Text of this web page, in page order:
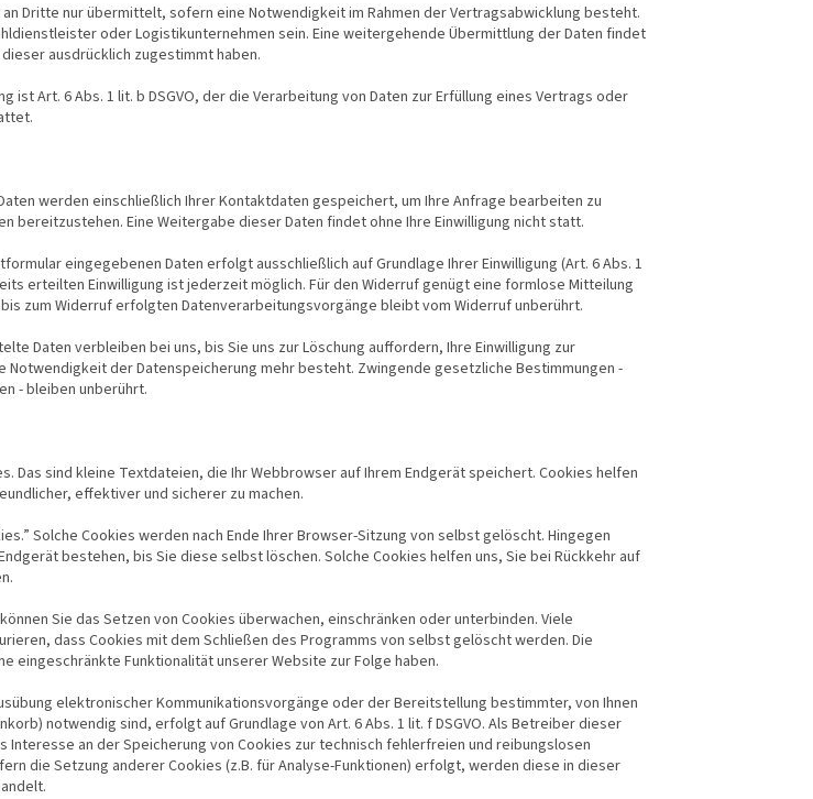
Dritte nur übermittelt, sofern eine Notwendigkeit im Rahmen der Vertragsabwicklung besteht.
oder Logistikunternehmen sein. Eine weitergehende Übermittlung der Daten findet
ausdrücklich zugestimmt haben.
ist Art. 6 Abs. 1 lit. b DSGVO, der die Verarbeitung von Daten zur Erfüllung eines Vertrags oder
werden einschließlich Ihrer Kontaktdaten gespeichert, um Ihre Anfrage bearbeiten zu
bereitzustehen. Eine Weitergabe dieser Daten findet ohne Ihre Einwilligung nicht statt.
eingegebenen Daten erfolgt ausschließlich auf Grundlage Ihrer Einwilligung (Art. 6 Abs. 1
erteilten Einwilligung ist jederzeit möglich. Für den Widerruf genügt eine formlose Mitteilung
zum Widerruf erfolgten Datenverarbeitungsvorgänge bleibt vom Widerruf unberührt.
Daten verbleiben bei uns, bis Sie uns zur Löschung auffordern, Ihre Einwilligung zur
Notwendigkeit der Datenspeicherung mehr besteht. Zwingende gesetzliche Bestimmungen -
- bleiben unberührt.
Das sind kleine Textdateien, die Ihr Webbrowser auf Ihrem Endgerät speichert. Cookies helfen
effektiver und sicherer zu machen.
Solche Cookies werden nach Ende Ihrer Browser-Sitzung von selbst gelöscht. Hingegen
bestehen, bis Sie diese selbst löschen. Solche Cookies helfen uns, Sie bei Rückkehr auf
Sie das Setzen von Cookies überwachen, einschränken oder unterbinden. Viele
dass Cookies mit dem Schließen des Programms von selbst gelöscht werden. Die
eingeschränkte Funktionalität unserer Website zur Folge haben.
elektronischer Kommunikationsvorgänge oder der Bereitstellung bestimmter, von Ihnen
notwendig sind, erfolgt auf Grundlage von Art. 6 Abs. 1 lit. f DSGVO. Als Betreiber dieser
Interesse an der Speicherung von Cookies zur technisch fehlerfreien und reibungslosen
die Setzung anderer Cookies (z.B. für Analyse-Funktionen) erfolgt, werden diese in dieser